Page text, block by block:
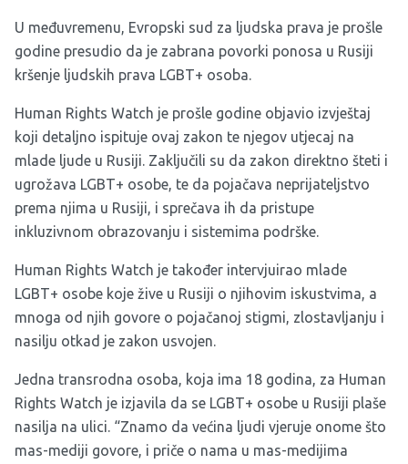
U međuvremenu, Evropski sud za ljudska prava je prošle
godine presudio da je zabrana povorki ponosa u Rusiji
kršenje ljudskih prava LGBT+ osoba.
Human Rights Watch je prošle godine objavio izvještaj
koji detaljno ispituje ovaj zakon te njegov utjecaj na
mlade ljude u Rusiji. Zaključili su da zakon direktno šteti i
ugrožava LGBT+ osobe, te da pojačava neprijateljstvo
prema njima u Rusiji, i sprečava ih da pristupe
inkluzivnom obrazovanju i sistemima podrške.
Human Rights Watch je također intervjuirao mlade
LGBT+ osobe koje žive u Rusiji o njihovim iskustvima, a
mnoga od njih govore o pojačanoj stigmi, zlostavljanju i
nasilju otkad je zakon usvojen.
Jedna transrodna osoba, koja ima 18 godina, za Human
Rights Watch je izjavila da se LGBT+ osobe u Rusiji plaše
nasilja na ulici. “Znamo da većina ljudi vjeruje onome što
mas-mediji govore, i priče o nama u mas-medijima